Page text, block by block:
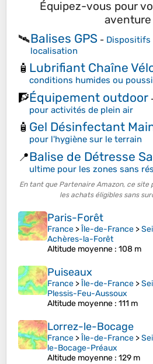
Équipez-vous pour
aventure
🛰️Balises GPS - Dispositifs
localisation
🧴 Lubrifiant Chaîne
conditions humides ou
🧗Équipement outdoor
pour activités de plein air
🧴 Gel Désinfectant
pour l'hygiène sur le terrain
📍Balise de Détresse
ultime pour les zones sans
En tant que Partenaire Amazon, ce site
les achats éligibles sans
Paris-Forêt
France >Île-de-France >
Achères-la-Forêt
Altitude moyenne : 108 m
Puiseaux
France >Île-de-France >
Plessis-Feu-Aussoux
Altitude moyenne : 111 m
Lorrez-le-Bocage
France >Île-de-France >
le-Bocage-Préaux
Altitude moyenne : 129 m